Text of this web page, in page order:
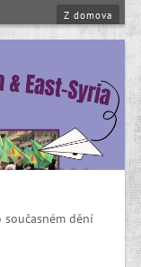
Z domova
dění